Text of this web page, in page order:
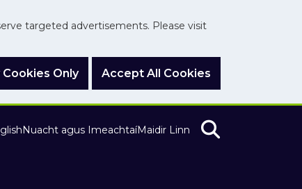
targeted advertisements. Please visit
Only Accept All Cookies
Nuacht agus ImeachtaíMaidir Linn